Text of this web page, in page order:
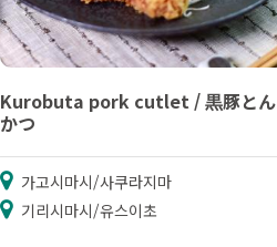
Kurobuta pork cutlet / 黒豚とん
かつ
가고시마시/사쿠라지마
기리시마시/유스이초